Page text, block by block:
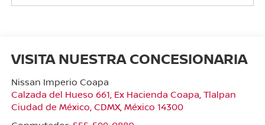
VISITA NUESTRA CONCESIONARIA
Nissan Imperio Coapa
Calzada del Hueso 661, Ex Hacienda Coapa, Tlalpan
Ciudad de México, CDMX, México 14300